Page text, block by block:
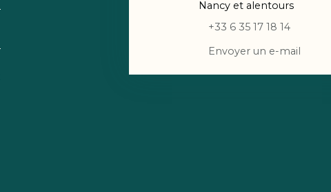
Nancy et alentours
+33 6 35 17 18 14
Envoyer un e-mail